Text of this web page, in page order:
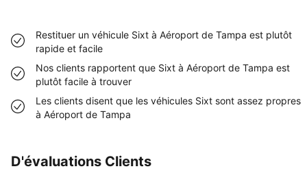
Restituer un véhicule Sixt à Aéroport de Tampa est plutôt
rapide et facile
Nos clients rapportent que Sixt à Aéroport de Tampa est
plutôt facile à trouver
Les clients disent que les véhicules Sixt sont assez propres
à Aéroport de Tampa
D'évaluations Clients